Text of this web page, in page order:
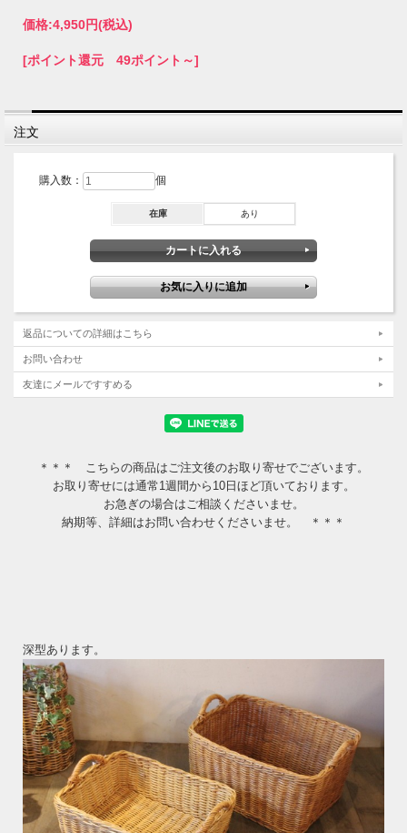
価格:4,950円(税込)
[ポイント還元 49ポイント～]
注文
購入数： 個
在庫 あり
返品についての詳細はこちら
お問い合わせ
友達にメールですすめる
＊＊＊ こちらの商品はご注文後のお取り寄せでございます。
お取り寄せには通常1週間から10日ほど頂いております。
お急ぎの場合はご相談くださいませ。
納期等、詳細はお問い合わせくださいませ。 ＊＊＊
深型あります。